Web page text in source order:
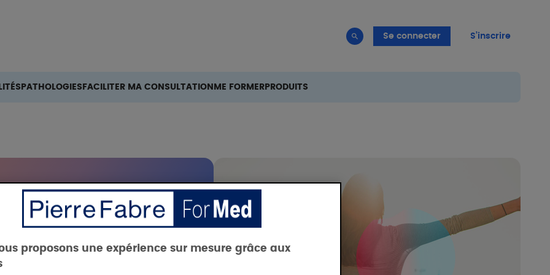
Se connecter S’inscrire
PATHOLOGIES FACILITER MA CONSULTATION ME FORMERPRODUITS
proposons une expérience sur mesure grâce aux